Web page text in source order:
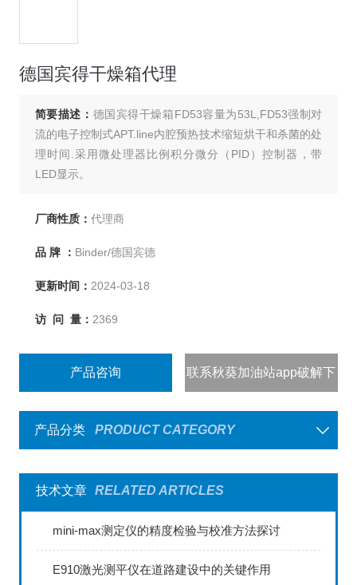
德国宾得干燥箱代理
简要描述： 德国宾得干燥箱FD53容量为53L,FD53强制对
流的电子控制式APT.line内腔预热技术缩短烘干和杀菌的处
理时间.采用微处理器比例积分微分（PID）控制器，带
LED显示。
厂商性质： 代理商
品 牌 ： Binder/德国宾德
更新时间： 2024-03-18
访 问 量： 2369
产品咨询 联系秋葵加油站app破解下
载
产品分类
PRODUCT CATEGORY
技术文章 RELATED ARTICLES
mini-max测定仪的精度检验与校准方法探讨
E910激光测平仪在道路建设中的关键作用